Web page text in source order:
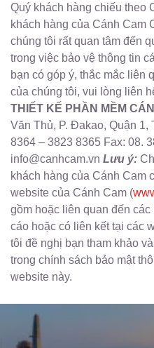
Quý khách hàng chiếu theo
khách hàng của Cánh Cam
chúng tôi rất quan tâm đến
trong việc bảo vệ thông tin
bạn có góp ý, thắc mắc liên
của chúng tôi, vui lòng liên
THIẾT KẾ PHẦN MỀM
Văn Thủ, P. Đakao, Quận
8364 – 3823 8365 Fax: 08.
info@canhcam.vn Lưu ý:
khách hàng của Cánh Cam
website của Cánh Cam (
gồm hoặc liên quan đến
cáo hoặc có liên kết tại các
tôi đề nghị bạn tham khảo
trong chính sách bảo mật
website này.